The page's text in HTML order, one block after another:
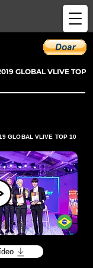
GLOBAL VLIVE TOP
GLOBAL VLIVE TOP 10